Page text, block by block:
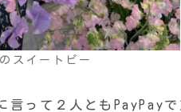
スイートピー
って２人ともPayPayで